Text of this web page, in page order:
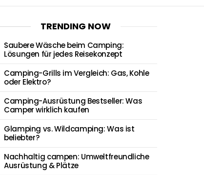
TRENDING NOW
Saubere Wäsche beim Camping:
Lösungen für jedes Reisekonzept
Camping-Grills im Vergleich: Gas, Kohle
oder Elektro?
Camping-Ausrüstung Bestseller: Was
Camper wirklich kaufen
Glamping vs. Wildcamping: Was ist
beliebter?
Nachhaltig campen: Umweltfreundliche
Ausrüstung & Plätze